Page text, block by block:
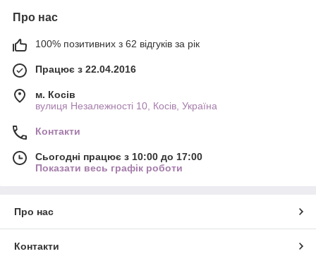
Про нас
100% позитивних з 62 відгуків за рік
Працює з 22.04.2016
м. Косів
вулиця Незалежності 10, Косів, Україна
Контакти
Сьогодні працює з 10:00 до 17:00
Показати весь графік роботи
Про нас
Контакти